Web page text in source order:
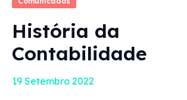
História da
Contabilidade
19 Setembro 2022